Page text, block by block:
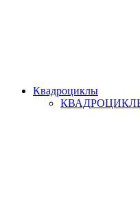
Квадроциклы